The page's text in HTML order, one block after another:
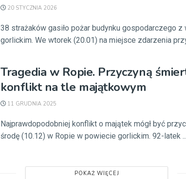
20 STYCZNIA 2026
38 strażaków gasiło pożar budynku gospodarczego
gorlickim. We wtorek (20.01) na miejsce zdarzenia
Tragedia w Ropie. Przyczyną
konflikt na tle majątkowym
11 GRUDNIA 2025
Najprawdopodobniej konflikt o majątek mógł być
środę (10.12) w Ropie w powiecie gorlickim. 92-latek ...
POKAŻ WIĘCEJ